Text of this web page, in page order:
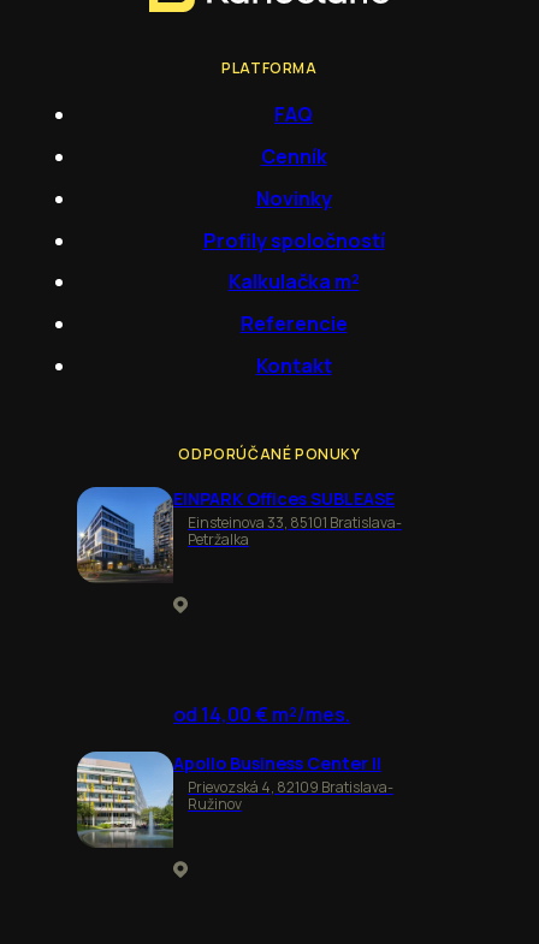
PLATFORMA
FAQ
Cenník
Novinky
Profily spoločností
Kalkulačka m²
Referencie
Kontakt
ODPORÚČANÉ PONUKY
EINPARK Offices SUBLEASE
Einsteinova 33, 85101 Bratislava-
Petržalka
od 14,00 € m²/mes.
Apollo Business Center II
Prievozská 4, 82109 Bratislava-
Ružinov